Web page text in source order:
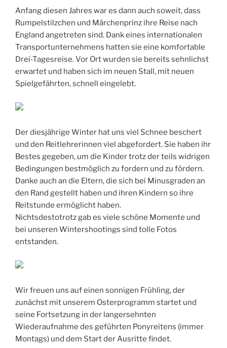
Anfang diesen Jahres war es dann auch soweit, dass
Rumpelstilzchen und Märchenprinz ihre Reise nach
England angetreten sind. Dank eines internationalen
Transportunternehmens hatten sie eine komfortable
Drei-Tagesreise. Vor Ort wurden sie bereits sehnlichst
erwartet und haben sich im neuen Stall, mit neuen
Spielgefährten, schnell eingelebt.
Der diesjährige Winter hat uns viel Schnee beschert
und den Reitlehrerinnen viel abgefordert. Sie haben ihr
Bestes gegeben, um die Kinder trotz der teils widrigen
Bedingungen bestmöglich zu fordern und zu fördern.
Danke auch an die Eltern, die sich bei Minusgraden an
den Rand gestellt haben und ihren Kindern so ihre
Reitstunde ermöglicht haben.
Nichtsdestotrotz gab es viele schöne Momente und
bei unseren Wintershootings sind tolle Fotos
entstanden.
Wir freuen uns auf einen sonnigen Frühling, der
zunächst mit unserem Osterprogramm startet und
seine Fortsetzung in der langersehnten
Wiederaufnahme des geführten Ponyreitens (immer
Montags) und dem Start der Ausritte findet.